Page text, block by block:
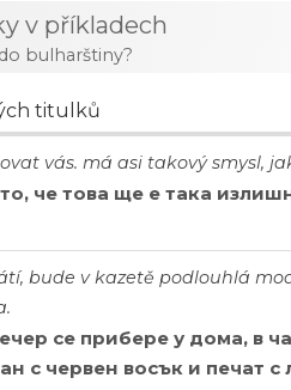
v příkladech
do bulharštiny?
titulků
vás. má asi takový smysl,
че това ще е така
bude v kazetě podlouhlá
се прибере у дома, в
с червен восък и печат с